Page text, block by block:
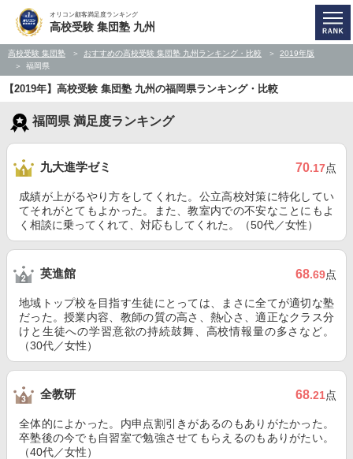
オリコン顧客満足度ランキング
高校受験 集団塾 九州
高校受験 集団塾 おすすめの高校受験 集団塾 九州ランキング・比較
2019年版
福岡県
【2019年】高校受験 集団塾 九州の福岡県ランキング・比較
福岡県 満足度ランキング
九大進学ゼミ 70.17点
成績が上がるやり方をしてくれた。公立高校対策に特化してい
てそれがとてもよかった。また、教室内での不安なことにもよ
く相談に乗ってくれて、対応もしてくれた。（50代／女性）
英進館 68.69点
地域トップ校を目指す生徒にとっては、まさに全てが適切な塾
だった。授業内容、教師の質の高さ、熱心さ、適正なクラス分
けと生徒への学習意欲の持続鼓舞、高校情報量の多さなど。
（30代／女性）
全教研 68.21点
全体的によかった。内申点割引きがあるのもありがたかった。
卒塾後の今でも自習室で勉強させてもらえるのもありがたい。
（40代／女性）